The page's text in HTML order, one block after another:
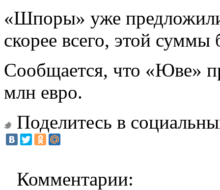
«Шпоры» уже
скорее всего, этой суммы
Сообщается, что «Юве»
млн евро.
Поделитесь в
Комментарии: